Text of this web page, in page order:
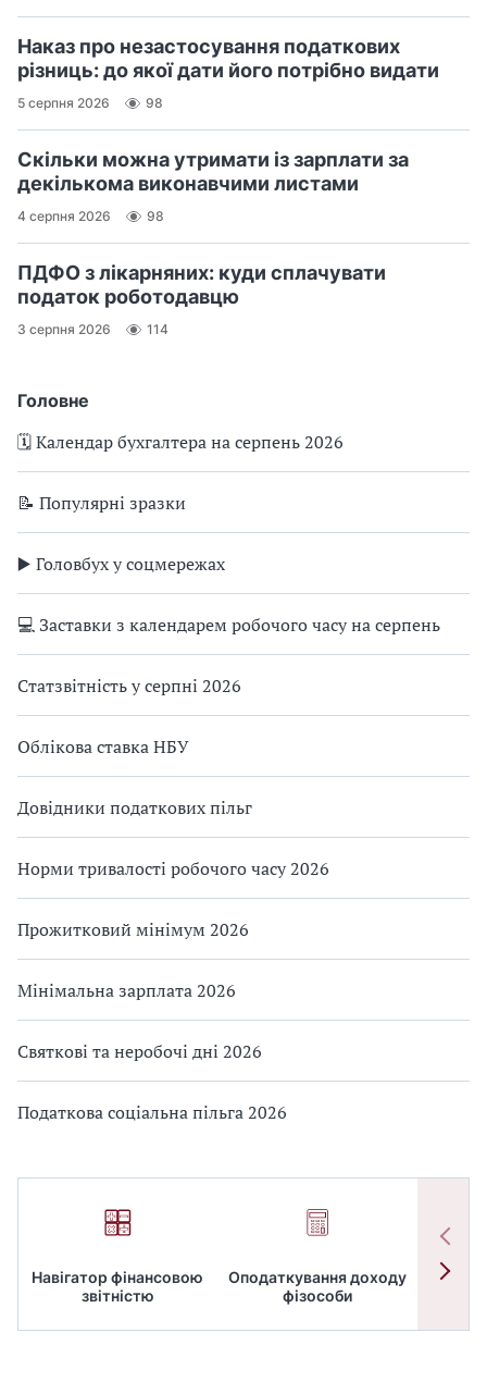
Головне
🗓️ Календар бухгалтера на серпень 2026
📝 Популярні зразки
▶️ Головбух у соцмережах
💻 Заставки з календарем робочого часу на серпень
Статзвітність у серпні 2026
Облікова ставка НБУ
Довідники податкових пільг
Норми тривалості робочого часу 2026
Прожитковий мінімум 2026
Мінімальна зарплата 2026
Святкові та неробочі дні 2026
Податкова соціальна пільга 2026
Навігатор фінансовою
звітністю
Оподаткування доходу
фізособи
Наказ про незастосування податкових
різниць: до якої дати його потрібно видати
5 серпня 2026 98
Скільки можна утримати із зарплати за
декількома виконавчими листами
4 серпня 2026 98
ПДФО з лікарняних: куди сплачувати
податок роботодавцю
3 серпня 2026 114